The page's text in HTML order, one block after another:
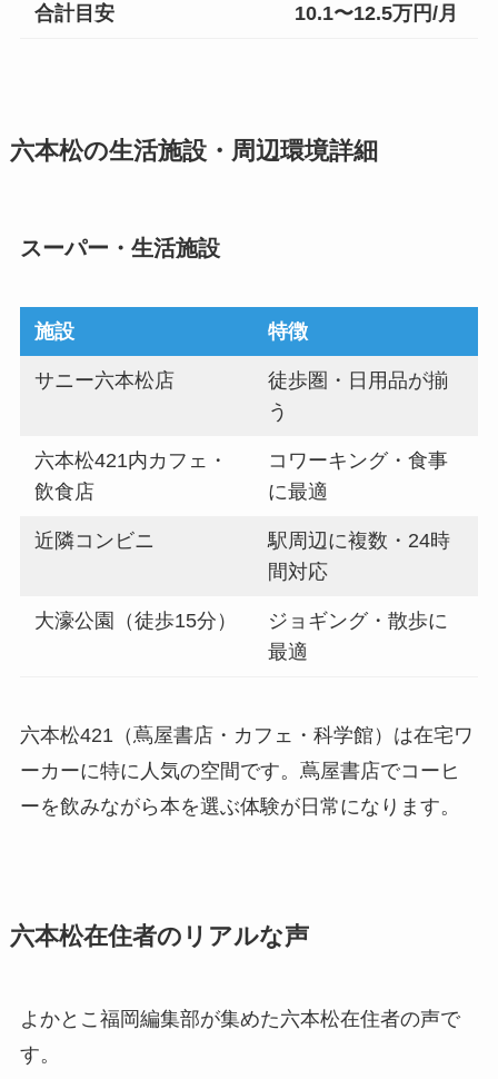
合計目安 10.1〜12.5万円/月
六本松の生活施設・周辺環境詳細
スーパー・生活施設
施設 特徴
サニー六本松店
徒歩圏・日用品が揃
う
六本松421内カフェ・
飲食店
コワーキング・食事
に最適
近隣コンビニ
駅周辺に複数・24時
間対応
大濠公園（徒歩15分）
ジョギング・散歩に
最適
六本松421（蔦屋書店・カフェ・科学館）は在宅ワ
ーカーに特に人気の空間です。蔦屋書店でコーヒ
ーを飲みながら本を選ぶ体験が日常になります。
六本松在住者のリアルな声
よかとこ福岡編集部が集めた六本松在住者の声で
す。